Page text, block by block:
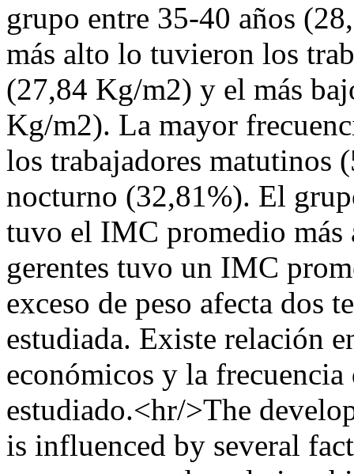
grupo entre 35-40 años
más alto lo tuvieron los
(27,84 Kg/m2) y el más
Kg/m2). La mayor
los trabajadores matutinos
nocturno (32,81%). El
tuvo el IMC promedio
gerentes tuvo un IMC
exceso de peso afecta dos
estudiada. Existe relación
económicos y la
estudiado.<hr/>The
is influenced by several